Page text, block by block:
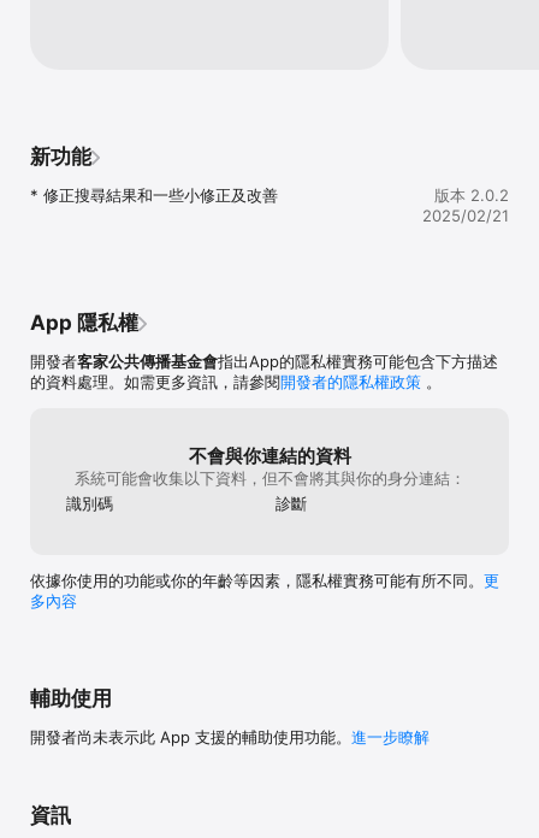
新功能
* 修正搜尋結果和一些小修正及改善
版本 2.0.2
2025/02/21
App 隱私權
開發者客家公共傳播基金會指出App的隱私權實務可能包含下方描述
的資料處理。如需更多資訊，請參閱開發者的隱私權政策 。
不會與你連結的資料
系統可能會收集以下資料，但不會將其與你的身分連結：
識別碼
診斷
依據你使用的功能或你的年齡等因素，隱私權實務可能有所不同。 更
多內容
輔助使用
開發者尚未表示此 App 支援的輔助使用功能。 進一步瞭解
資訊